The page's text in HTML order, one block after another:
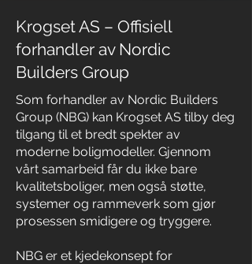
Krogset AS – Offisiell
forhandler av Nordic
Builders Group
Som forhandler av Nordic Builders
Group (NBG) kan Krogset AS tilby deg
tilgang til et bredt spekter av
moderne boligmodeller. Gjennom
vårt samarbeid får du ikke bare
kvalitetsboliger, men også støtte,
systemer og rammeverk som gjør
prosessen smidigere og tryggere.
NBG er et kjedekonsept for